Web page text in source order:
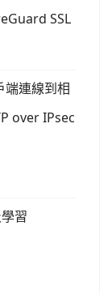
SSL
端連線到相
over IPsec
習